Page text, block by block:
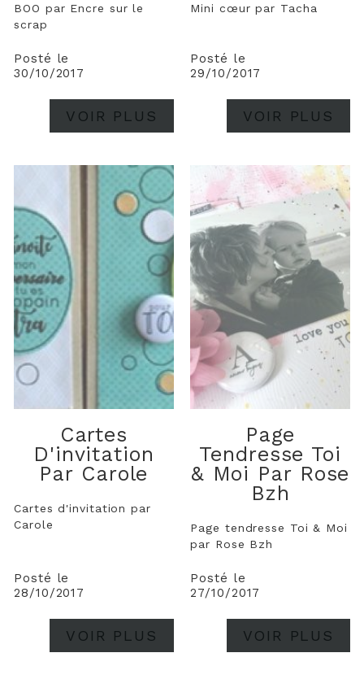
BOO par Encre sur le
scrap
Posté le
30/10/2017
VOIR PLUS
Mini cœur par Tacha
Posté le
29/10/2017
VOIR PLUS
Cartes
D'invitation
Par Carole
Cartes d'invitation par
Carole
Posté le
28/10/2017
VOIR PLUS
Page
Tendresse Toi
& Moi Par Rose
Bzh
Page tendresse Toi & Moi
par Rose Bzh
Posté le
27/10/2017
VOIR PLUS